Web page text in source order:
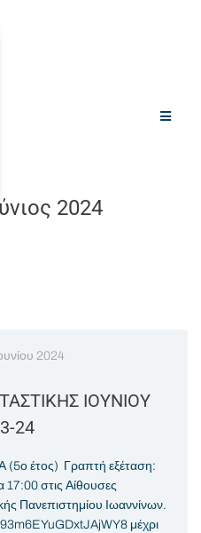
2024
2024
ΙΟΥΝΙΟΥ
24
έτος) Γραπτή εξέταση:
στις Αίθουσες
Πανεπιστημίου Ιωαννίνων.
μέχρι